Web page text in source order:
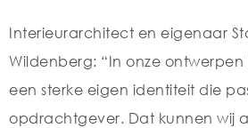
Interieurarchitect en eigenaar
Wildenberg: “In onze ontwerpen
een sterke eigen identiteit die
opdrachtgever. Dat kunnen wij